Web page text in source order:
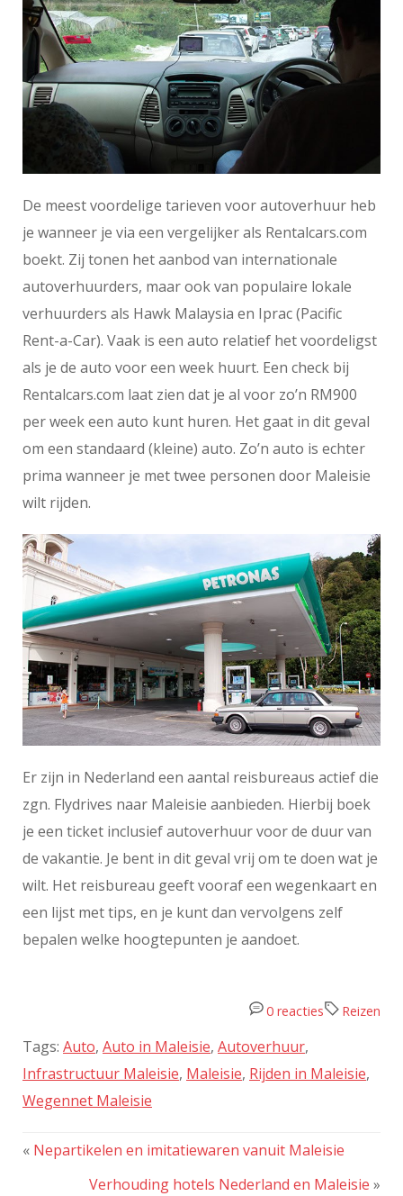
De meest voordelige tarieven voor autoverhuur heb
je wanneer je via een vergelijker als Rentalcars.com
boekt. Zij tonen het aanbod van internationale
autoverhuurders, maar ook van populaire lokale
verhuurders als Hawk Malaysia en Iprac (Pacific
Rent-a-Car). Vaak is een auto relatief het voordeligst
als je de auto voor een week huurt. Een check bij
Rentalcars.com laat zien dat je al voor zo’n RM900
per week een auto kunt huren. Het gaat in dit geval
om een standaard (kleine) auto. Zo’n auto is echter
prima wanneer je met twee personen door Maleisie
wilt rijden.
Er zijn in Nederland een aantal reisbureaus actief die
zgn. Flydrives naar Maleisie aanbieden. Hierbij boek
je een ticket inclusief autoverhuur voor de duur van
de vakantie. Je bent in dit geval vrij om te doen wat je
wilt. Het reisbureau geeft vooraf een wegenkaart en
een lijst met tips, en je kunt dan vervolgens zelf
bepalen welke hoogtepunten je aandoet.
Reizen
0 reacties
Tags: Auto, Auto in Maleisie, Autoverhuur,
Infrastructuur Maleisie, Maleisie, Rijden in Maleisie,
Wegennet Maleisie
« Nepartikelen en imitatiewaren vanuit Maleisie
Verhouding hotels Nederland en Maleisie »